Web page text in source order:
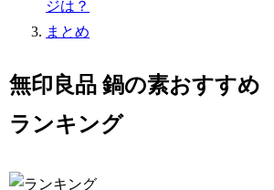
ジは？
まとめ
無印良品 鍋の素おすすめ
ランキング